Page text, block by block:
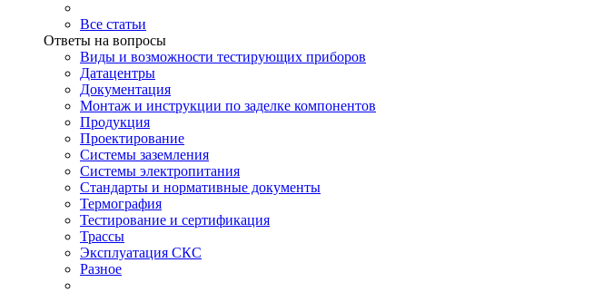
Все статьи
Ответы на вопросы
Виды и возможности тестирующих приборов
Датацентры
Документация
Монтаж и инструкции по заделке компонентов
Продукция
Проектирование
Системы заземления
Системы электропитания
Стандарты и нормативные документы
Термография
Тестирование и сертификация
Трассы
Эксплуатация СКС
Разное